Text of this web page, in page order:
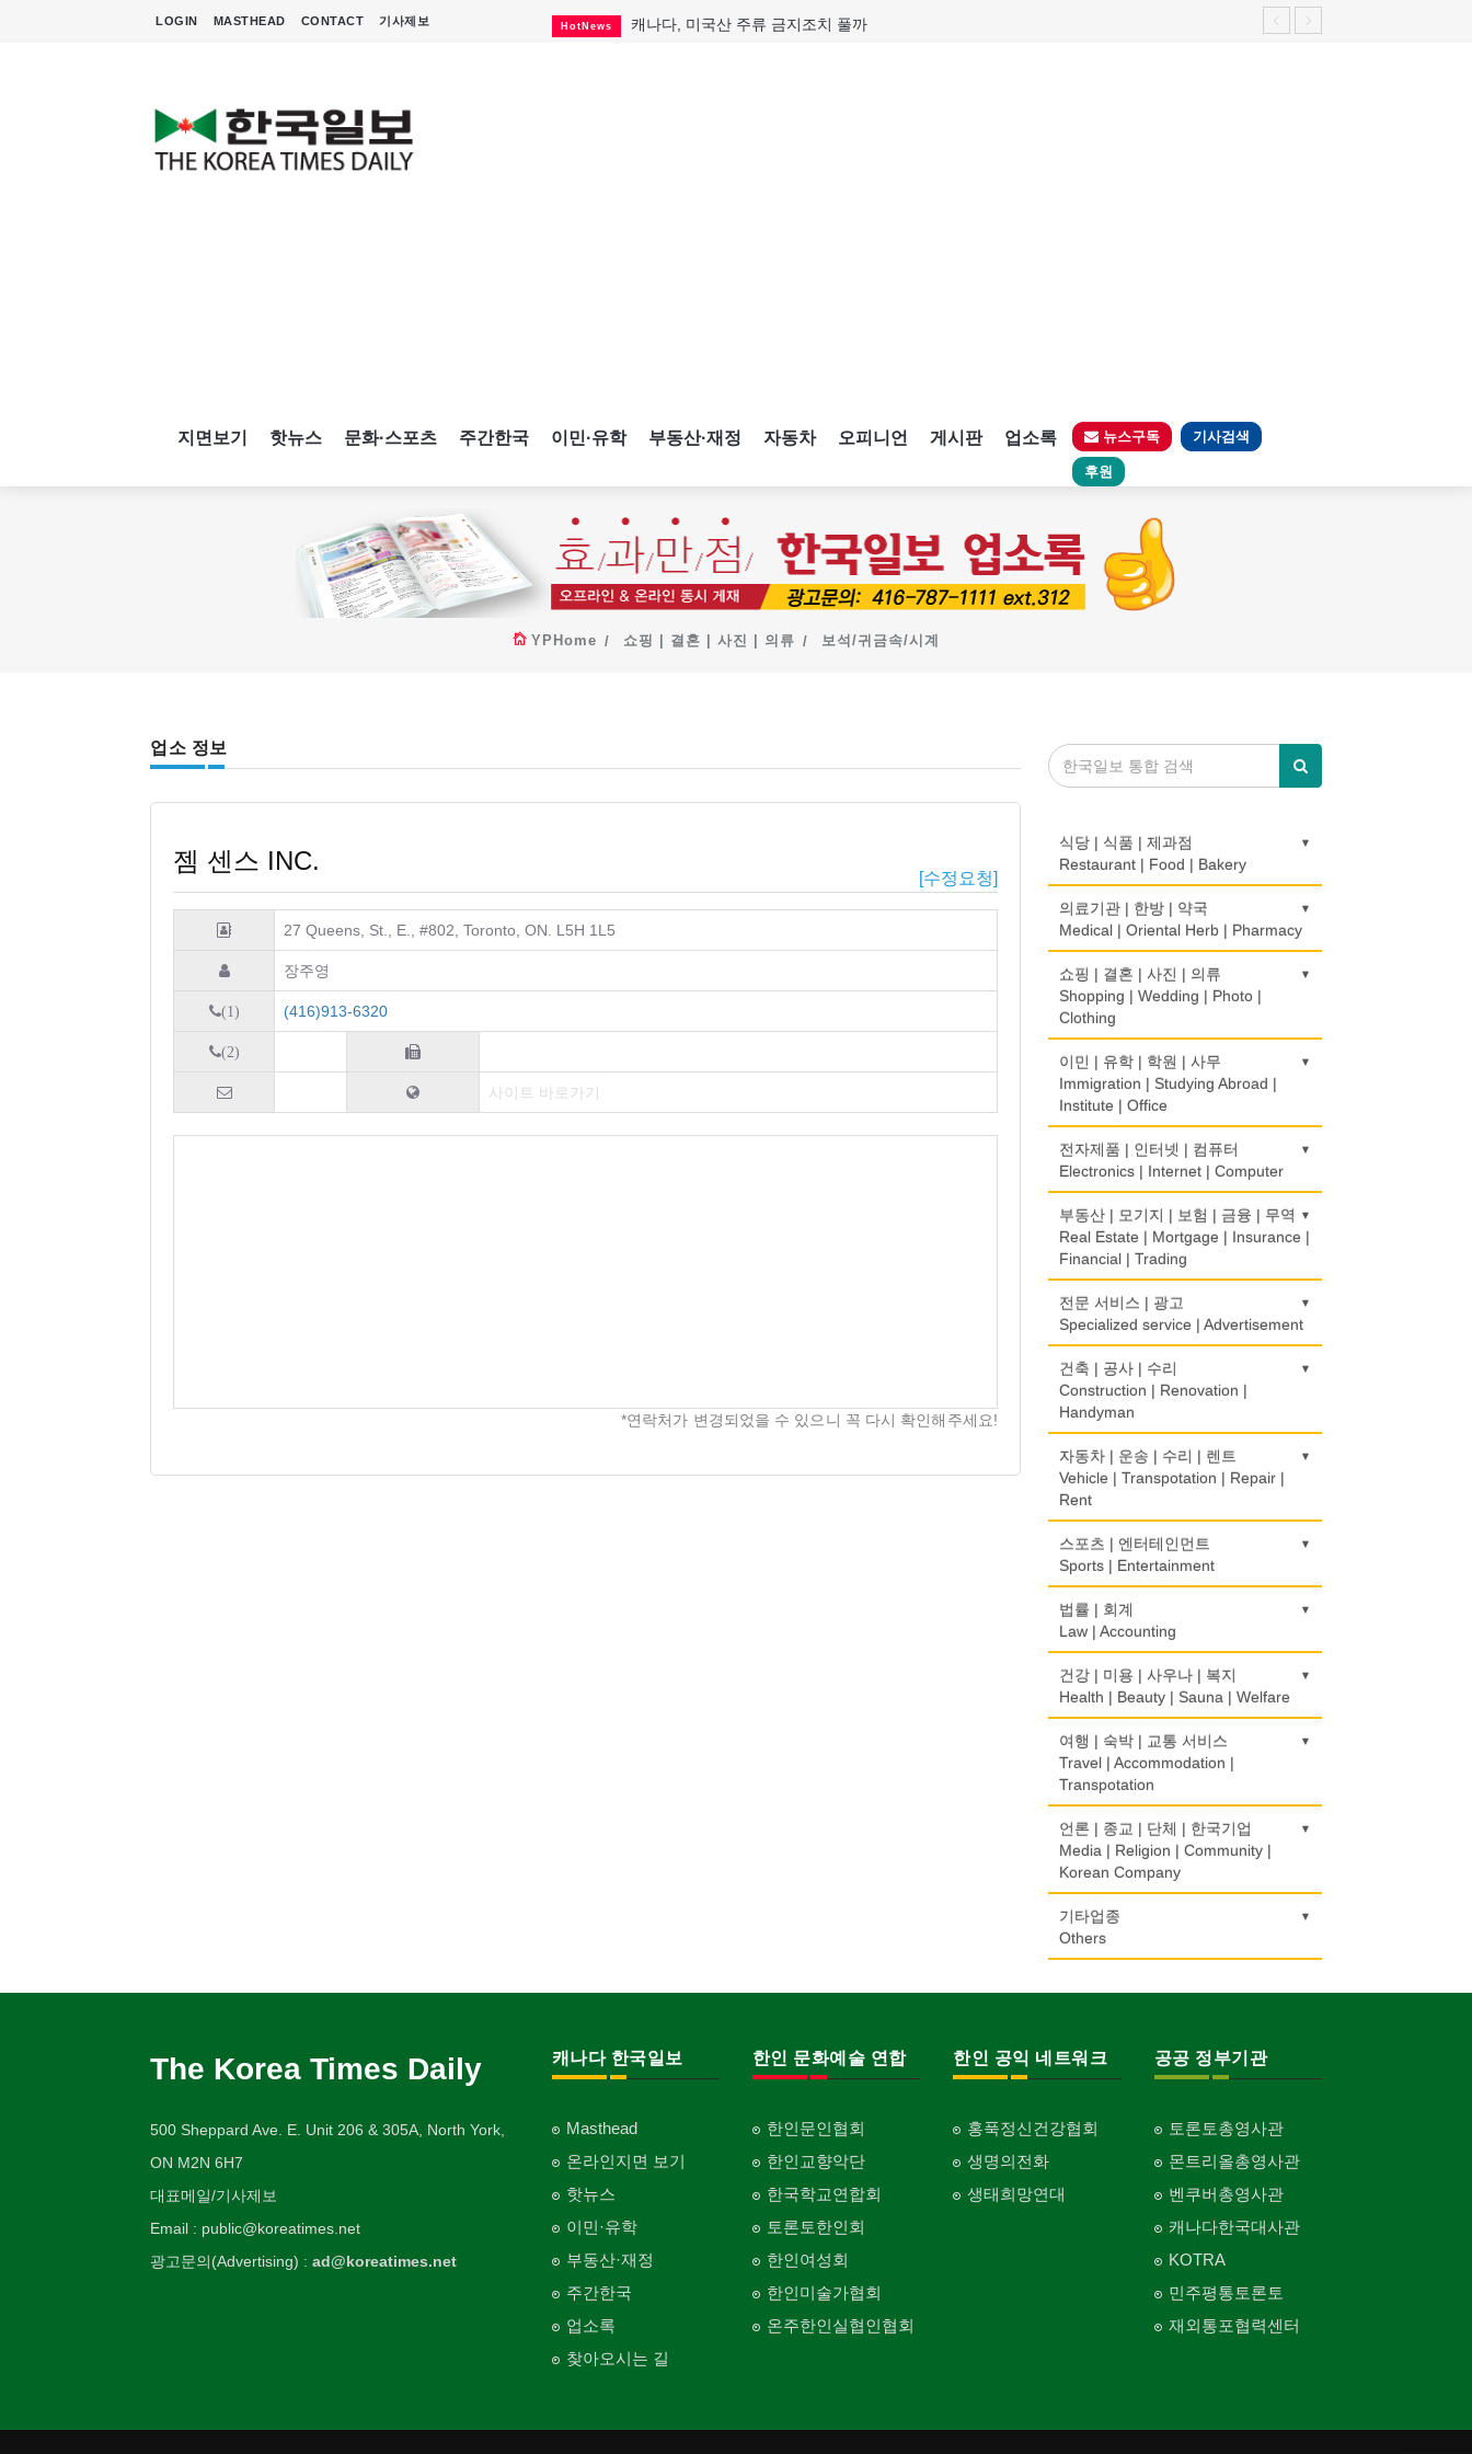
LOGIN MASTHEAD CONTACT 기사제보 HotNews 캐나다, 미국산 주류 금지조치 풀까
지면보기 핫뉴스 문화·스포츠 주간한국 이민·유학 부동산·재정 자동차 오피니언 게시판 업소록 뉴스구독 기사검색
후원
YPHome 쇼핑 | 결혼 | 사진 | 의류 보석/귀금속/시계
업소 정보
젬 센스 INC.
[수정요청]
27 Queens, St., E., #802, Toronto, ON. L5H 1L5
장주영
(1) (416)913-6320
(2)
사이트 바로가기
*연락처가 변경되었을 수 있으니 꼭 다시 확인해주세요!
식당 | 식품 | 제과점
Restaurant | Food | Bakery
농장
Farm
떡집/방앗간
Rice Cake
생선가게
식당/레스토랑/음식점
Restaurant
식당장비
Food Equipment
식품점
Korean Food
Food Manufacturing
와인제조
Wine Maker
정육점
Meat Market
제과점
Bakery
식품도매
Food Distributors
의료기관 | 한방 | 약국
Medical | Oriental Herb | Pharmacy
의사-검안의
Optometrist
Hearing Aid
비데
Bidet
심리/정신상담
Psychologist/Psychiatrist
안경점
Optical Stores
의료기구
Medical Instruments
Denturist
한의원/한약
Oriental Herb/Acupuncture
약국
Pharmacy
의사-내과
Internal Medicine
의사-물리치료/카이로 프랙터
Physiotherapy/Chiropractic Clinic
Urologist
의사-산부인과
Obstetrician
의사-성형외과
Cosmetic Surgeon
의사-수의사
Veterinarian
의사-안과
Ophthalmologist
의사-가정의
의사-기타
Multi Specialty
의사-정신과
쇼핑 | 결혼 | 사진 | 의류
Shopping | Wedding | Photo |
Clothing
한복집
Korean Costume
Glass/Mirror/Frame
의류/아동복
결혼/폐백
Wedding
인터넷 쇼핑
Internet Shopping
결혼상담
Marriage Consulting
Florist
모피점
Fur/Leather
백화점/선물센터
Department Store/Gifts Shops
보석/귀금속/시계
Jeweler/Jeweller
비디오-사진/촬영/편집/공급
Video Service
사진촬영
Photo Studio
애완동물용품
양복점
Tailor
양장/패션
Fashion/Boutique
Bridal Fashion/Wedding Service
Embroidery
이민 | 유학 | 학원 | 사무
Immigration | Studying Abroad |
Institute | Office
이민/유학
Immigration/Studying Abroad
사무기기
Office Equipment
사무용품/문방구
서점
운전학원
Driving School
한글학교
Korean Language School
Boarding House
학교/학원
개인지도-체육
개인지도-음악
Private Lesson-Music
개인지도-옷수선
Private Lesson-Alteration
개인지도-어학/수학
Private Lesson-Language/Math
개인지도-서예
개인지도-미술/사진
개인지도-꽃꽂이
개인지도-기타
전자제품 | 인터넷 | 컴퓨터
Electronics | Internet | Computer
금전등록기
Cash Register
Internet Service/Cafe
전자제품 판매/수리
Electronic Goods Sales/Repair
전화/통신 서비스
Telephone/Communication Service
컴퓨터 판매/수리
Computer Sales/Repair
부동산 | 모기지 | 보험 | 금융 | 무역
Real Estate | Mortgage | Insurance |
Financial | Trading
도매
Wholesale
모기지
Mortgage
무역
보험/재정/투자
Insurance/Investment/Finance
부동산 관리
Property Management
채무조정
Bankruptcy
부동산
Real Estate
은행/금융기관
Bank/Financing Service
전문 서비스 | 광고
Specialized service | Advertisement
광고/그래픽 디자인
Advertising/Graphic Design
Advertising Agency
경보/도난방지
Alarm/Security System
묘지/비석
Cemetery/Monument
빨래방/세탁
Coin Laundry/Dry cleaning
상패/트로피
Medal/Trophy
세탁장비
Dry cleaning Equipment
악기사
Musical Instruments
열쇠
Key
유아원/데이케어
Daycare Centre
Printing
Funeral Home
Kitchenware
직업소개 에이전트
gifts for events
건축 | 공사 | 수리
Construction | Renovation |
Handyman
건축시공/개조
Construction/Home Renovation
Architect
건축설계
건물검사
간판
Signs
가구판매/수리
Furniture Sales/Repair
기계제작
Machinery Rebuilding
난방/냉동
배관/플러밍
전기공사/수리
정원공사/조경
Landscaping/Gardening
지붕
Curtain/Carpet
가라지/그라지/차고
자동차 | 운송 | 수리 | 렌트
Vehicle | Transpotation | Repair |
Rent
운송/통관/이삿짐
Transportation/Moving
택배
Courier Service
Taxi Service
Automobile/Car
자동차-렌트
Car Rental
자동차-바디샵
Autobody Shop
자동차-정비
Autobody Maintenance/Repair
Tire
Sales/Lease
스포츠 | 엔터테인먼트
Sports | Entertainment
골프장비
Golf Equipment
골프장
Golf/Country Club
가라오케/노래방/카페
Karaoke/Cafe
단센터
당구장
Billiard Club
볼링장
Bowling Alley
Video Rental
Sporting Goods
Hobby/Leisure
법률 | 회계
Law | Accounting
교통위반티켓
Traffic Ticket
공인회계사(CPA)
CPA
번역/통역/이력서
Translation/Interpretation/Resume
Service
변호사/법률서비스
회계업무
Accounting Service
건강 | 미용 | 사우나 | 복지
Health | Beauty | Sauna | Welfare
건강상담/식품/정보
Health Counseling/Food/Information
Medical Equipment
마사지/지압
Massage
미용실/이발관
Beauty Salon/Barber Shop
Welfare Consulting
Spring Water/Water Purifier
양로원/요양원
Nursing Home
Fitness
여행 | 숙박 | 교통 서비스
Travel | Accommodation |
Transpotation
호텔/모텔/숙박
Hotel/Motel
Travel/Tour
언론 | 종교 | 단체 | 한국기업
Media | Religion | Community |
Korean Company
기도원/수양관
Retreat Centre
Korean Businessmen's Association
Buddhist Temple
Religion-Other
한국일보 본사 및 지국
Korean Cultural Association
Korean Enterprises In Canada
기타업종
Others
Shoe Repair
ETC
Apartment
The Korea Times Daily
500 Sheppard Ave. E. Unit 206 & 305A, North York,
ON M2N 6H7
대표메일/기사제보
Email : public@koreatimes.net
광고문의(Advertising) : ad@koreatimes.net
캐나다 한국일보
Masthead
온라인지면 보기
핫뉴스
이민·유학
부동산·재정
주간한국
업소록
찾아오시는 길
한인 문화예술 연합
한인문인협회
한인교향악단
한국학교연합회
토론토한인회
한인여성회
한인미술가협회
온주한인실협인협회
한인 공익 네트워크
홍푹정신건강협회
생명의전화
생태희망연대
공공 정부기관
토론토총영사관
몬트리올총영사관
벤쿠버총영사관
캐나다한국대사관
KOTRA
민주평통토론토
재외통포협력센터